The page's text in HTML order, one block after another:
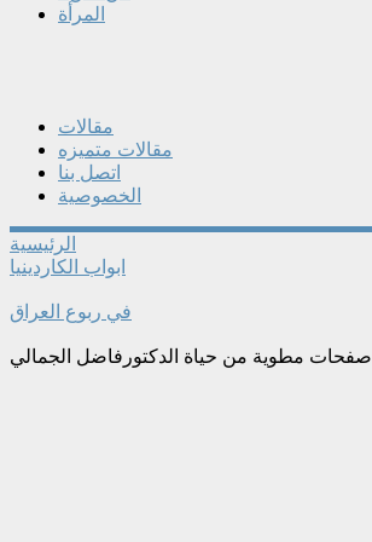
المرأة
مقالات
مقالات متميزه
اتصل بنا
الخصوصية
الرئيسية
ابواب الكاردينيا
في ربوع العراق
صفحات مطوية من حياة الدكتورفاضل الجمالي